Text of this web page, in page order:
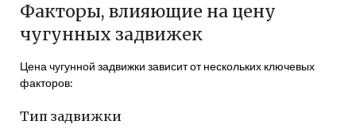
Факторы, влияющие на цену
чугунных задвижек
Цена чугунной задвижки зависит от нескольких ключевых
факторов:
Тип задвижки